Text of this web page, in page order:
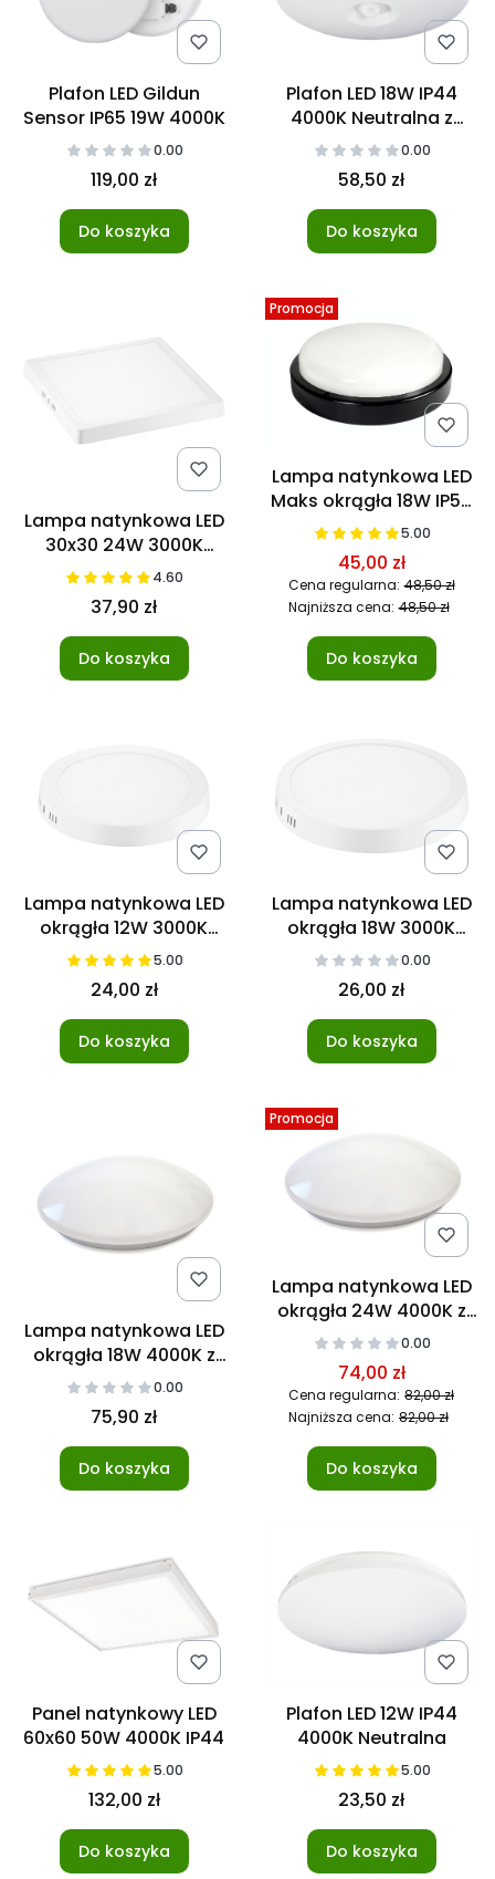
Plafon LED Gildun
Sensor IP65 19W 4000K
0.00
119,00 zł
Do koszyka
Plafon LED 18W IP44
4000K Neutralna z
czujnikiem ruchu
0.00
58,50 zł
Do koszyka
Lampa natynkowa LED
30x30 24W 3000K
Ciepła4.60
37,90 zł
Do koszyka
Promocja
Lampa natynkowa LED
Maks okrągła 18W IP54
4000K Czarna
5.00
45,00 zł
Cena regularna: 48,50 zł
Najniższa cena: 48,50 zł
Do koszyka
Lampa natynkowa LED
okrągła 12W 3000K
Ciepła5.00
24,00 zł
Do koszyka
Lampa natynkowa LED
okrągła 18W 3000K
Ciepła0.00
26,00 zł
Do koszyka
Lampa natynkowa LED
okrągła 18W 4000K z
mikrofalowym
czujnikiem ruchu
0.00
75,90 zł
Do koszyka
Promocja
Lampa natynkowa LED
okrągła 24W 4000K z
mikrofalowym
czujnikiem ruchu
0.00
74,00 zł
Cena regularna: 82,00 zł
Najniższa cena: 82,00 zł
Do koszyka
Panel natynkowy LED
60x60 50W 4000K IP44
5.00
132,00 zł
Do koszyka
Plafon LED 12W IP44
4000K Neutralna
5.00
23,50 zł
Do koszyka